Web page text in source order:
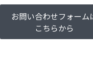
お問い合わせフォーム
こちらから